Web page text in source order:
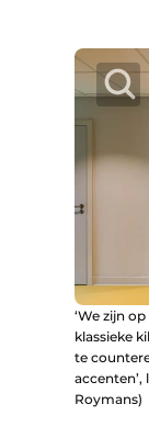
‘We zijn
klassieke
te
accenten’,
Roymans)